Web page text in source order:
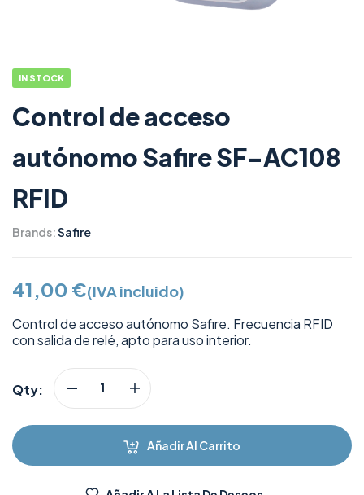
IN STOCK
Control de acceso
autónomo Safire SF-AC108
RFID
Brands:Safire
41,00 €(IVA incluido)
Control de acceso autónomo Safire. Frecuencia RFID
con salida de relé, apto para uso interior.
Qty:
Añadir Al Carrito